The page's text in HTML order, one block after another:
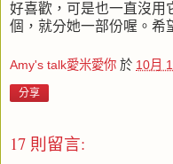
好喜歡，可是也一直沒用
個，就分她一部份喔。希
Amy's talk愛米愛你 於 10月
分享
17 則留言: